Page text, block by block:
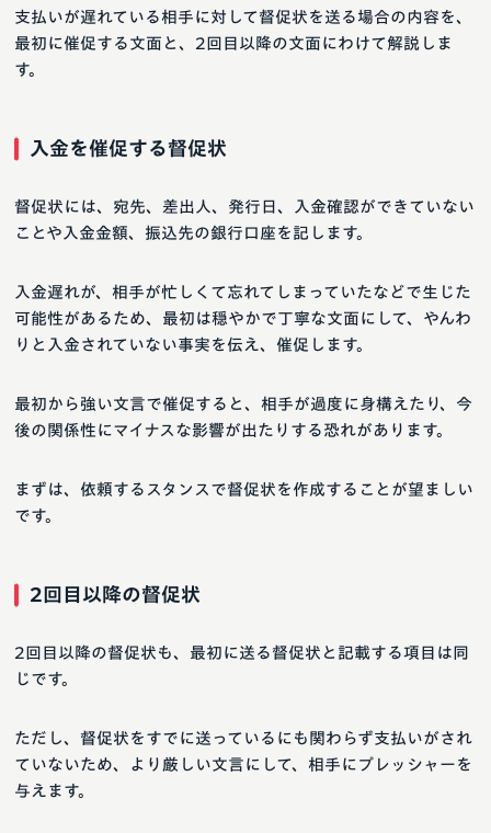
支払いが遅れている相手に対して督促状を送る場合の内容を、
最初に催促する文面と、2回目以降の文面にわけて解説しま
す。
入金を催促する督促状
督促状には、宛先、差出人、発行日、入金確認ができていない
ことや入金金額、振込先の銀行口座を記します。
入金遅れが、相手が忙しくて忘れてしまっていたなどで生じた
可能性があるため、最初は穏やかで丁寧な文面にして、やんわ
りと入金されていない事実を伝え、催促します。
最初から強い文言で催促すると、相手が過度に身構えたり、今
後の関係性にマイナスな影響が出たりする恐れがあります。
まずは、依頼するスタンスで督促状を作成することが望ましい
です。
2回目以降の督促状
2回目以降の督促状も、最初に送る督促状と記載する項目は同
じです。
ただし、督促状をすでに送っているにも関わらず支払いがされ
ていないため、より厳しい文言にして、相手にプレッシャーを
与えます。